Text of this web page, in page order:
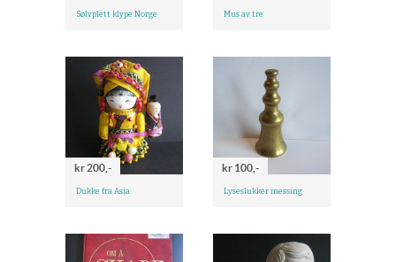
Sølvplett klype Norge Mus av tre
kr 200,-
Dukke fra Asia
kr 100,-
Lyseslukker messing